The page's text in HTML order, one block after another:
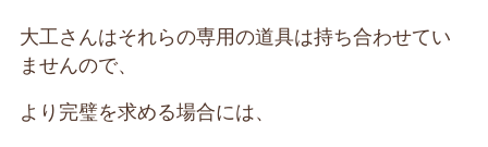
大工さんはそれらの専用の道具は持ち合わせてい
ませんので、
より完璧を求める場合には、